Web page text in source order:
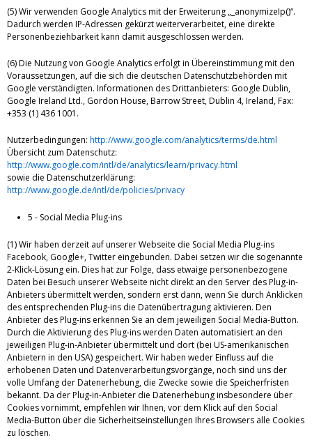
(5) Wir verwenden Google Analytics mit der Erweiterung „_anonymizeIp()“.
Dadurch werden IP-Adressen gekürzt weiterverarbeitet, eine direkte
Personenbeziehbarkeit kann damit ausgeschlossen werden.
(6) Die Nutzung von Google Analytics erfolgt in Übereinstimmung mit den
Voraussetzungen, auf die sich die deutschen Datenschutzbehörden mit
Google verständigten. Informationen des Drittanbieters: Google Dublin,
Google Ireland Ltd., Gordon House, Barrow Street, Dublin 4, Ireland, Fax:
+353 (1) 436 1001.
Nutzerbedingungen: http://www.google.com/analytics/terms/de.html
Übersicht zum Datenschutz:
http://www.google.com/intl/de/analytics/learn/privacy.html
sowie die Datenschutzerklärung:
http://www.google.de/intl/de/policies/privacy
5 - Social Media Plug-ins
(1) Wir haben derzeit auf unserer Webseite die Social Media Plug-ins
Facebook, Google+, Twitter eingebunden. Dabei setzen wir die sogenannte
2-Klick-Lösung ein. Dies hat zur Folge, dass etwaige personenbezogene
Daten bei Besuch unserer Webseite nicht direkt an den Server des Plug-in-
Anbieters übermittelt werden, sondern erst dann, wenn Sie durch Anklicken
des entsprechenden Plug-ins die Datenübertragung aktivieren. Den
Anbieter des Plug-ins erkennen Sie an dem jeweiligen Social Media-Button.
Durch die Aktivierung des Plug-ins werden Daten automatisiert an den
jeweiligen Plug-in-Anbieter übermittelt und dort (bei US-amerikanischen
Anbietern in den USA) gespeichert. Wir haben weder Einfluss auf die
erhobenen Daten und Datenverarbeitungsvorgänge, noch sind uns der
volle Umfang der Datenerhebung, die Zwecke sowie die Speicherfristen
bekannt. Da der Plug-in-Anbieter die Datenerhebung insbesondere über
Cookies vornimmt, empfehlen wir Ihnen, vor dem Klick auf den Social
Media-Button über die Sicherheitseinstellungen Ihres Browsers alle Cookies
zu löschen.